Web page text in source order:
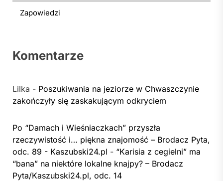
Zapowiedzi
Komentarze
Lilka - Poszukiwania na jeziorze w Chwaszczynie
zakończyły się zaskakującym odkryciem
Po “Damach i Wieśniaczkach” przyszła
rzeczywistość i… piękna znajomość – Brodacz Pyta,
odc. 89 - Kaszubski24.pl - “Karisia z cegielni” ma
“bana” na niektóre lokalne knajpy? – Brodacz
Pyta/Kaszubski24.pl, odc. 14